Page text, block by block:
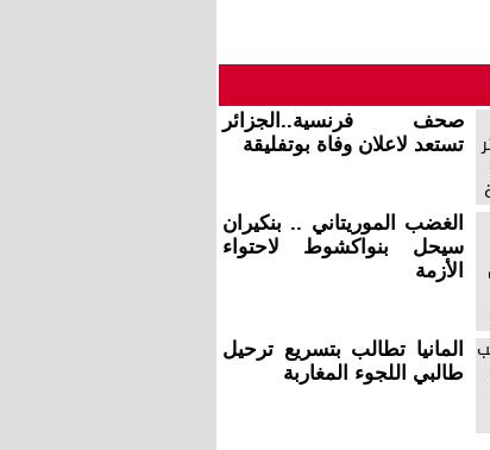
صحف فرنسية..الجزائر
تستعد لاعلان وفاة بوتفليقة
الغضب الموريتاني .. بنكيران
سيحل بنواكشوط لاحتواء
الأزمة
المانيا تطالب بتسريع ترحيل
طالبي اللجوء المغاربة